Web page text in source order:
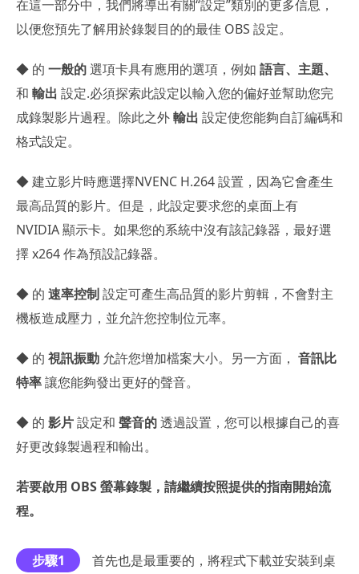
在這一部分中，我們將導出有關“設定”類別的更多信息，
以便您預先了解用於錄製目的的最佳 OBS 設定。
◆ 的 一般的選項卡具有應用的選項，例如 語言、主題、
和 輸出 設定.必須探索此設定以輸入您的偏好並幫助您完
成錄製影片過程。除此之外輸出 設定使您能夠自訂編碼和
格式設定。
◆ 建立影片時應選擇NVENC H.264 設置，因為它會產生
最高品質的影片。但是，此設定要求您的桌面上有
NVIDIA 顯示卡。如果您的系統中沒有該記錄器，最好選
擇 x264 作為預設記錄器。
◆ 的 速率控制設定可產生高品質的影片剪輯，不會對主
機板造成壓力，並允許您控制位元率。
◆ 的 視訊振動 允許您增加檔案大小。另一方面， 音訊比
特率讓您能夠發出更好的聲音。
◆ 的 影片設定和 聲音的透過設置，您可以根據自己的喜
好更改錄製過程和輸出。
若要啟用 OBS 螢幕錄製，請繼續按照提供的指南開始流
程。
步驟1
首先也是最重要的，將程式下載並安裝到桌